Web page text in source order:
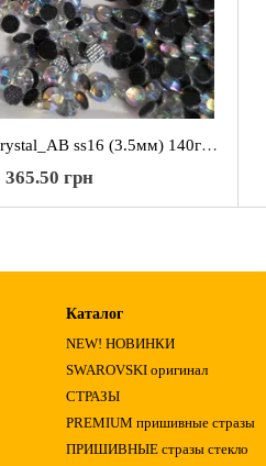
КОРЕЯ эконом Crystal_AB ss16 (3.5мм) 140гросс
365.50 грн
Каталог
NEW! НОВИНКИ
SWAROVSKI оригинал
СТРАЗЫ
PREMIUM пришивные стразы
ПРИШИВНЫЕ стразы стекло